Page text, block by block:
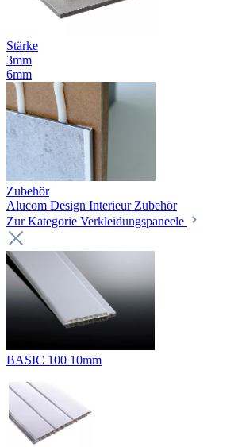
Stärke
3mm
6mm
Zubehör
Alucom Design Interieur Zubehör
Zur Kategorie Verkleidungspaneele
BASIC 100 10mm